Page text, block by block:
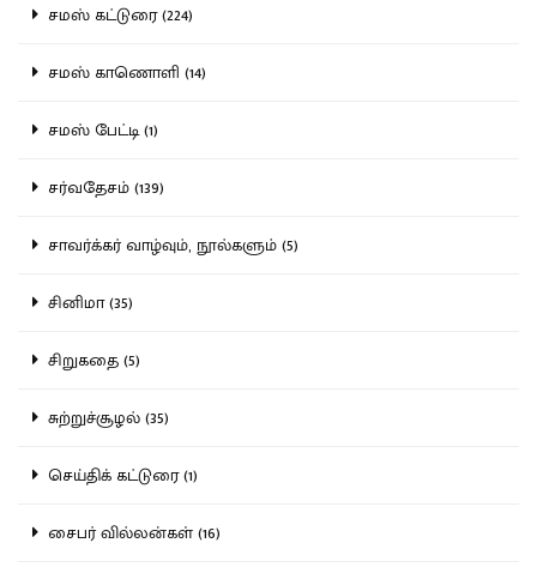
சமஸ் கட்டுரை (224)
சமஸ் காணொளி (14)
சமஸ் பேட்டி (1)
சர்வதேசம் (139)
சாவர்க்கர் வாழ்வும், நூல்களும் (5)
சினிமா (35)
சிறுகதை (5)
சுற்றுச்சூழல் (35)
செய்திக் கட்டுரை (1)
சைபர் வில்லன்கள் (16)